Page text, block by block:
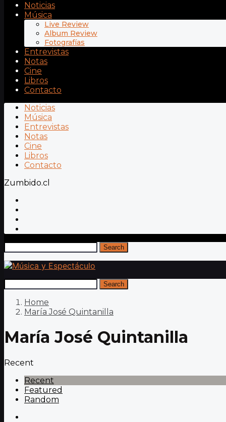
Noticias
Música
Live Review
Album Review
Fotografías
Entrevistas
Notas
Cine
Libros
Contacto
Noticias
Música
Entrevistas
Notas
Cine
Libros
Contacto
Zumbido.cl
Search
Search
Home
María José Quintanilla
María José Quintanilla
Recent
Recent
Featured
Random